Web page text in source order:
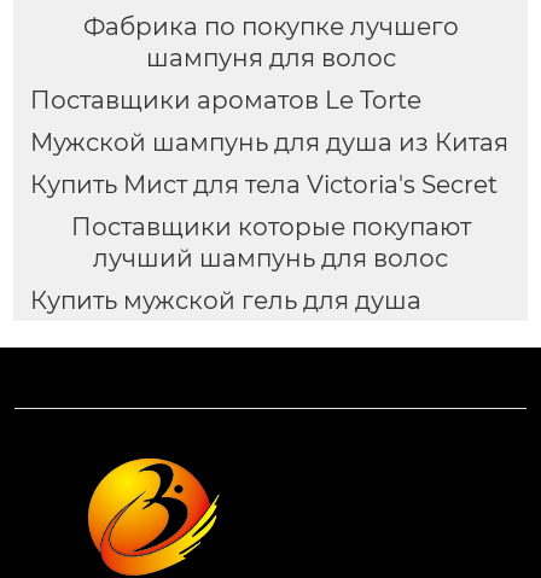
Фабрика по покупке лучшего
шампуня для волос
Поставщики ароматов Le Torte
Мужской шампунь для душа из Китая
Купить Мист для тела Victoria's Secret
Поставщики которые покупают
лучший шампунь для волос
Купить мужской гель для душа